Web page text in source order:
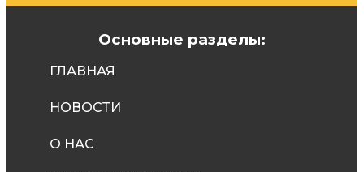
Основные разделы:
ГЛАВНАЯ
НОВОСТИ
О НАС